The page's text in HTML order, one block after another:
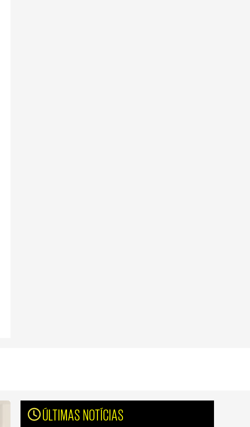
ÚLTIMAS NOTÍCIAS